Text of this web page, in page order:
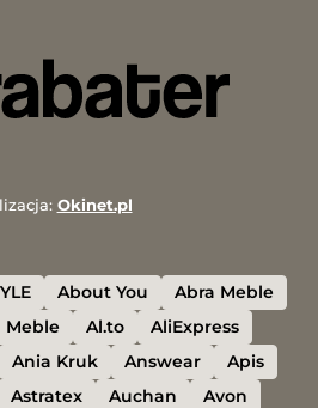
Okinet.pl
About You
Abra Meble
Meble Al.to
AliExpress
Ania Kruk Answear
Apis
Astratex Auchan
Avon